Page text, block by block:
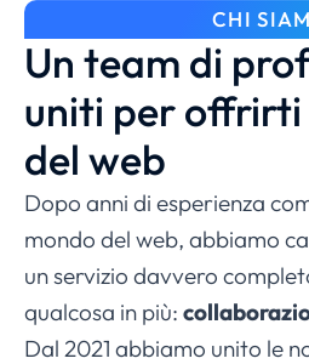
CHI
Un team di
uniti per offrirti
del web
Dopo anni di esperienza
mondo del web, abbiamo
un servizio davvero
qualcosa in più:
Dal 2021 abbiamo unito le